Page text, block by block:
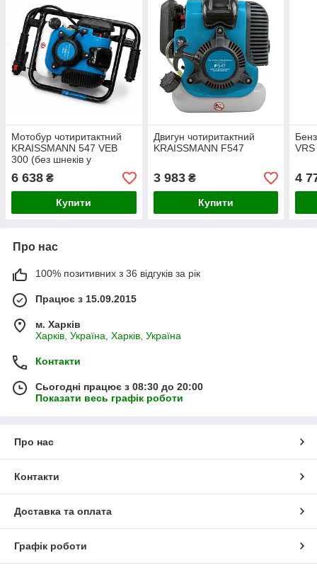
Мотобур чотиритактний
KRAISSMANN 547 VEB
300 (без шнеків у
комплекті)
6 638 ₴
Купити
Двигун чотиритактний
KRAISSMANN F547
3 983₴
Купити
4
Про нас
100% позитивних з 36 відгуків за рік
Працює з 15.09.2015
м. Харків
Харків, Україна, Харків, Україна
Контакти
Сьогодні працює з 08:30 до 20:00
Показати весь графік роботи
Про нас
Контакти
Доставка та оплата
Графік роботи